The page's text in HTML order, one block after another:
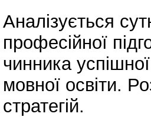
Аналізується
професійної
чинника
мовної освіти.
стратегій.